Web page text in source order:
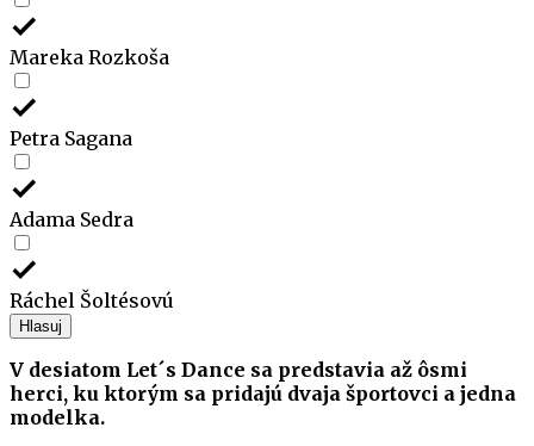
Mareka Rozkoša
Petra Sagana
Adama Sedra
Ráchel Šoltésovú
Hlasuj
V desiatom Let´s Dance sa predstavia až ôsmi
herci, ku ktorým sa pridajú dvaja športovci a jedna
modelka.